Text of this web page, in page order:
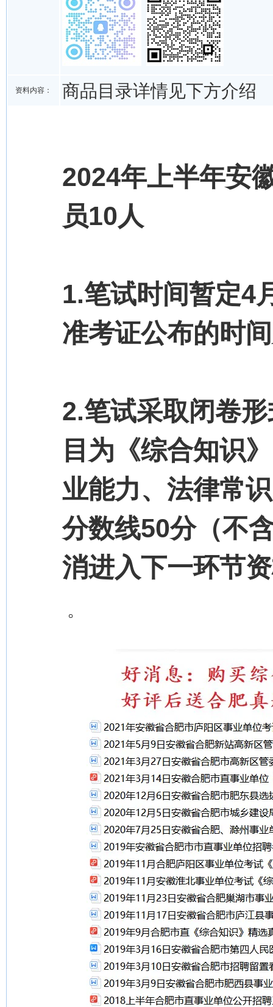
资料内容： 商品目录详情见下方介绍
2024年上半年安
员10人
1.笔试时间暂定4
准考证公布的时
2.笔试采取闭卷
目为《综合知识
业能力、法律常
分数线50分（不
消进入下一环节
。